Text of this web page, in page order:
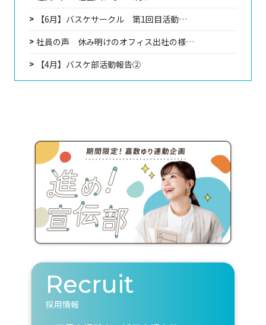
【6月】バスケサークル 第1回目活動…
社員の声 休み明けのオフィス出社の様…
【4月】バスケ部活動報告②
Recruit
採用情報